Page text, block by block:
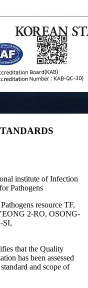
institute of Infection
Pathogens
resource TF,
2-RO, OSONG-
SI,
that the Quality
has been assessed
and scope of